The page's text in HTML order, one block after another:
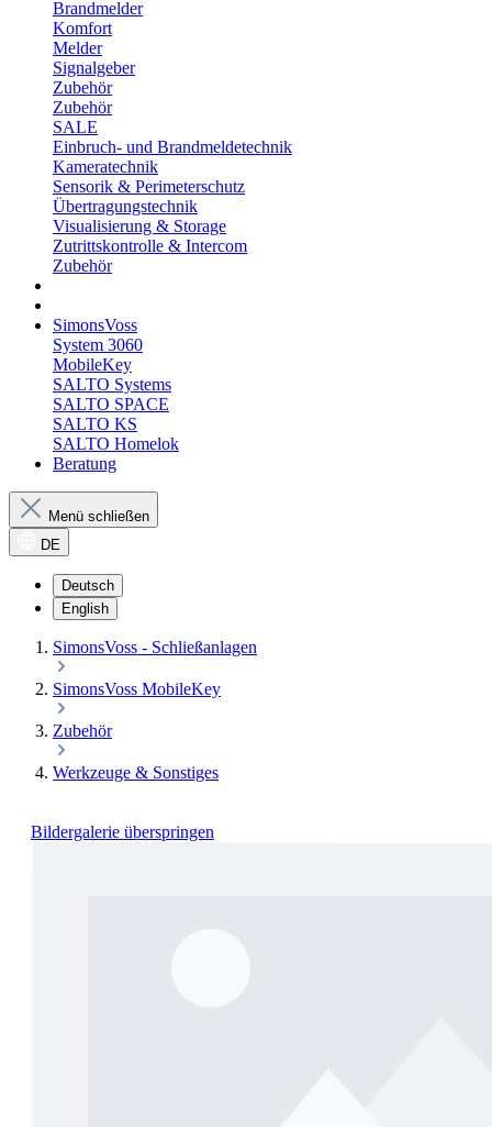
Brandmelder
Komfort
Melder
Signalgeber
Zubehör
Zubehör
SALE
Einbruch- und Brandmeldetechnik
Kameratechnik
Sensorik & Perimeterschutz
Übertragungstechnik
Visualisierung & Storage
Zutrittskontrolle & Intercom
Zubehör
SimonsVoss
System 3060
MobileKey
SALTO Systems
SALTO SPACE
SALTO KS
SALTO Homelok
Beratung
Menü schließen
DE
Deutsch
English
SimonsVoss - Schließanlagen
SimonsVoss MobileKey
Zubehör
Werkzeuge & Sonstiges
Bildergalerie überspringen